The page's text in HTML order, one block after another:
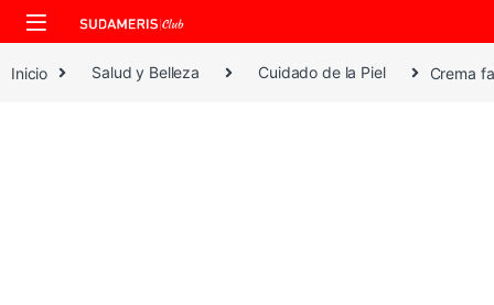
Skip to navigation
Skip to content
Inicio Salud y Belleza Cuidado de la Piel Crema